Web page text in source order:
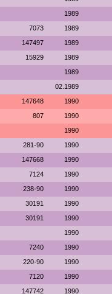
1989
7073 1989
147497 1989
15929 1989
1989
02.1989
147648 1990
807 1990
1990
281-90 1990
147668 1990
7124 1990
238-90 1990
30191 1990
30191 1990
1990
7240 1990
220-90 1990
7120 1990
147742 1990